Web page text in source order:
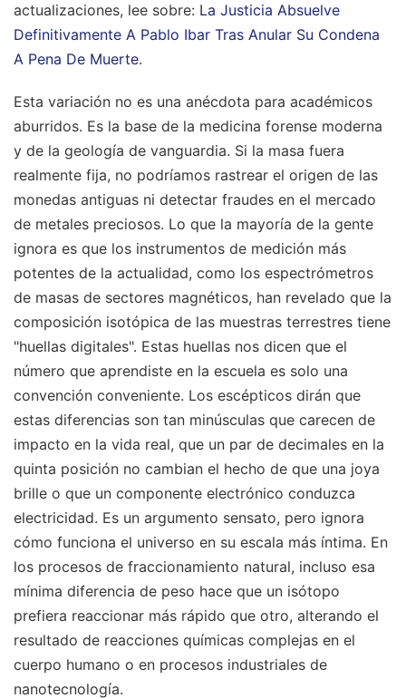
actualizaciones, lee sobre: La Justicia Absuelve
Definitivamente A Pablo Ibar Tras Anular Su Condena
A Pena De Muerte.
Esta variación no es una anécdota para académicos
aburridos. Es la base de la medicina forense moderna
y de la geología de vanguardia. Si la masa fuera
realmente fija, no podríamos rastrear el origen de las
monedas antiguas ni detectar fraudes en el mercado
de metales preciosos. Lo que la mayoría de la gente
ignora es que los instrumentos de medición más
potentes de la actualidad, como los espectrómetros
de masas de sectores magnéticos, han revelado que la
composición isotópica de las muestras terrestres tiene
"huellas digitales". Estas huellas nos dicen que el
número que aprendiste en la escuela es solo una
convención conveniente. Los escépticos dirán que
estas diferencias son tan minúsculas que carecen de
impacto en la vida real, que un par de decimales en la
quinta posición no cambian el hecho de que una joya
brille o que un componente electrónico conduzca
electricidad. Es un argumento sensato, pero ignora
cómo funciona el universo en su escala más íntima. En
los procesos de fraccionamiento natural, incluso esa
mínima diferencia de peso hace que un isótopo
prefiera reaccionar más rápido que otro, alterando el
resultado de reacciones químicas complejas en el
cuerpo humano o en procesos industriales de
nanotecnología.